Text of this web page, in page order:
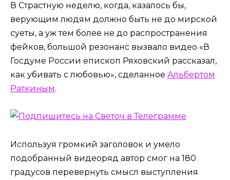
В Страстную неделю, когда, казалось бы,
верующим людям должно быть не до мирской
суеты, а уж тем более не до распространения
фейков, большой резонанс вызвало видео «В
Госдуме России епископ Ряховский рассказал,
как убивать с любовью», сделанное Альбертом
Раткиным.
Используя громкий заголовок и умело
подобранный видеоряд автор смог на 180
градусов перевернуть смысл выступления